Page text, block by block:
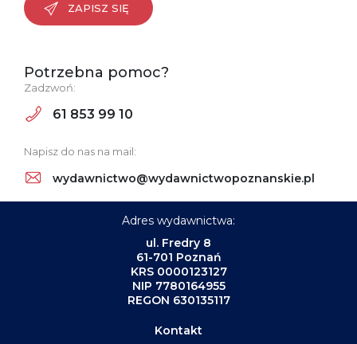
ZAPISZ SIĘ
Potrzebna pomoc?
Zadzwoń:
61 853 99 10
Napisz do nas na mail:
wydawnictwo@wydawnictwopoznanskie.pl
Adres wydawnictwa:
ul. Fredry 8
61-701 Poznań
KRS 0000123127
NIP 7780164955
REGON 630135117
Kontakt